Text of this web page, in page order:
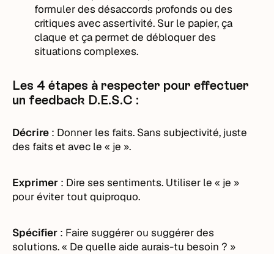
formuler des désaccords profonds ou des
critiques avec assertivité. Sur le papier, ça
claque et ça permet de débloquer des
situations complexes.
Les 4 étapes à respecter pour effectuer
un feedback D.E.S.C :
Décrire : Donner les faits. Sans subjectivité, juste
des faits et avec le « je ».
Exprimer : Dire ses sentiments. Utiliser le « je »
pour éviter tout quiproquo.
Spécifier : Faire suggérer ou suggérer des
solutions. « De quelle aide aurais-tu besoin ? »